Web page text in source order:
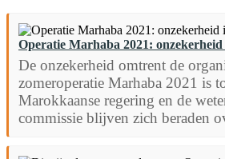
Operatie Marhaba 2021: onzekerheid
De onzekerheid omtrent de
zomeroperatie Marhaba 2021 is
Marokkaanse regering en de
commissie blijven zich beraden